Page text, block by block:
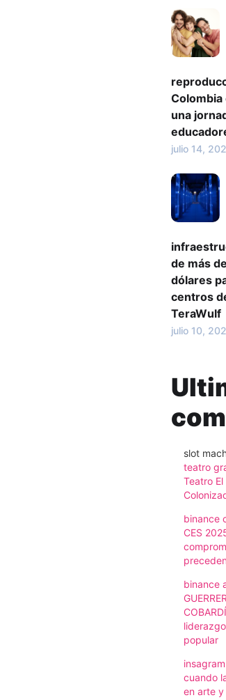
una
julio 14,
de más
dólares
centros
TeraWulf
julio 10,
slot
teatro
Teatro
binance
CES
binance
popular
insagram
cuando
en arte